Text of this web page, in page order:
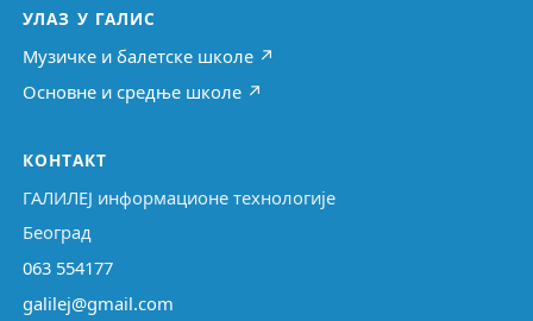
УЛАЗ У ГАЛИС
Музичке и балетске школе ↗
Основне и средње школе ↗
КОНТАКТ
ГАЛИЛЕЈ информационе технологије
Београд
063 554177
galilej@gmail.com